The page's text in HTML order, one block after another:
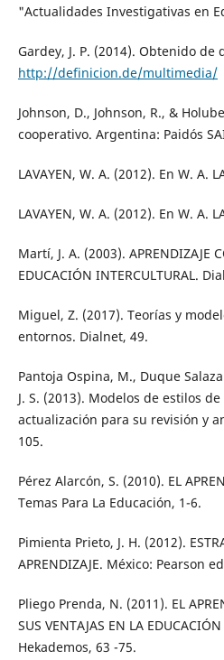
"Actualidades Investigativas en
Gardey, J. P. (2014). Obtenido de
http://definicion.de/multimedia/
Johnson, D., Johnson, R., &
cooperativo. Argentina: Paidós
LAVAYEN, W. A. (2012). En W. A.
LAVAYEN, W. A. (2012). En W. A.
Martí, J. A. (2003). APRENDIZAJE
EDUCACIÓN INTERCULTURAL.
Miguel, Z. (2017). Teorías y
entornos. Dialnet, 49.
Pantoja Ospina, M., Duque
J. S. (2013). Modelos de estilos
actualización para su revisión y
105.
Pérez Alarcón, S. (2010). EL
Temas Para La Educación, 1-6.
Pimienta Prieto, J. H. (2012).
APRENDIZAJE. México: Pearson
Pliego Prenda, N. (2011). EL
SUS VENTAJAS EN LA
Hekademos, 63 -75.